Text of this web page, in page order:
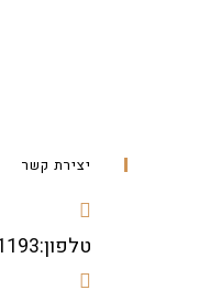
יצירת קשר
טלפון: